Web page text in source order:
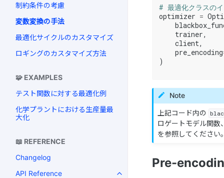
制約条件の考慮
変数変換の手法
最適化サイクルのカスタマイズ
ロギングのカスタマイズ方法
🧩 EXAMPLES
テスト関数に対する最適化例
化学プラントにおける生産量最
大化
📖 REFERENCE
Changelog
API Reference
# 最適化クラスの
optimizer =
trainer,
client,
pre_encoding
)
Note
上記コード内の
ロゲートモデル関数
を参照してください
Pre-